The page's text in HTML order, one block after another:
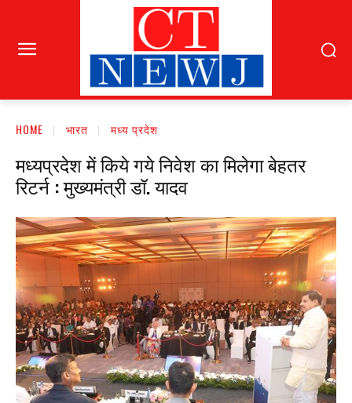
HOME भारत मध्य प्रदेश
मध्यप्रदेश में किये गये निवेश का मिलेगा बेहतर
रिटर्न : मुख्यमंत्री डॉ. यादव